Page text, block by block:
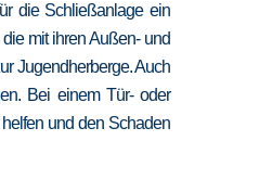
die Schließanlage ein
mit ihren Außen- und
Jugendherberge. Auch
Bei einem Tür- oder
und den Schaden